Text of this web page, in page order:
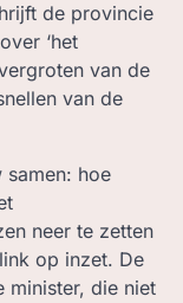
de provincie
‘het
van de
van de
samen: hoe
neer te zetten
op inzet. De
minister, die niet